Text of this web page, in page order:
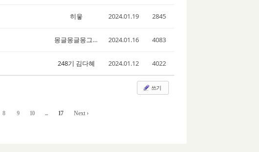
히읗 2024.01.19 2845
몽글몽글몽그르 2024.01.16 4083
248기 김다혜 2024.01.12 4022
쓰기
8 9 10 ... 17 Next ›